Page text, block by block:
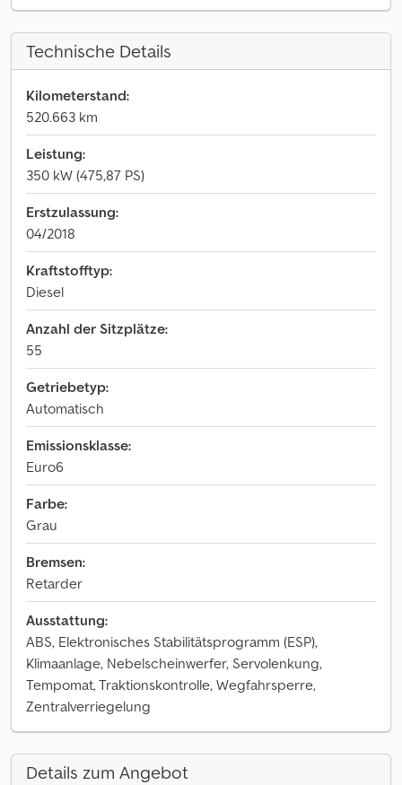
Technische Details
Kilometerstand:
520.663 km
Leistung:
350 kW (475,87 PS)
Erstzulassung:
04/2018
Kraftstofftyp:
Diesel
Anzahl der Sitzplätze:
55
Getriebetyp:
Automatisch
Emissionsklasse:
Euro6
Farbe:
Grau
Bremsen:
Retarder
Ausstattung:
ABS, Elektronisches Stabilitätsprogramm (ESP),
Klimaanlage, Nebelscheinwerfer, Servolenkung,
Tempomat, Traktionskontrolle, Wegfahrsperre,
Zentralverriegelung
Details zum Angebot